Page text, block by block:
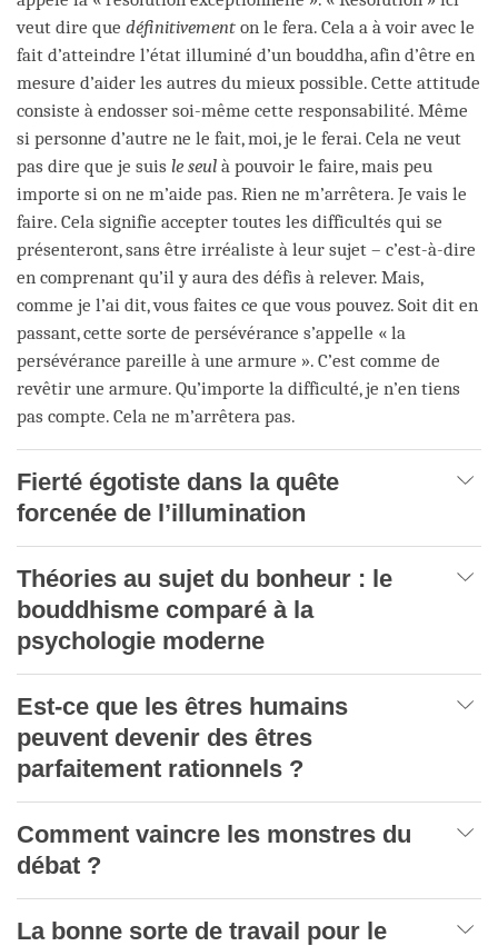
veut dire que définitivement on le fera. Cela a à voir avec le
fait d’atteindre l’état illuminé d’un bouddha, afin d’être en
mesure d’aider les autres du mieux possible. Cette attitude
consiste à endosser soi-même cette responsabilité. Même
si personne d’autre ne le fait, moi, je le ferai. Cela ne veut
pas dire que je suis le seul à pouvoir le faire, mais peu
importe si on ne m’aide pas. Rien ne m’arrêtera. Je vais le
faire. Cela signifie accepter toutes les difficultés qui se
présenteront, sans être irréaliste à leur sujet – c’est-à-dire
en comprenant qu’il y aura des défis à relever. Mais,
comme je l’ai dit, vous faites ce que vous pouvez. Soit dit en
passant, cette sorte de persévérance s’appelle « la
persévérance pareille à une armure ». C’est comme de
revêtir une armure. Qu’importe la difficulté, je n’en tiens
pas compte. Cela ne m’arrêtera pas.
Fierté égotiste dans la quête
forcenée de l’illumination
Théories au sujet du bonheur : le
bouddhisme comparé à la
psychologie moderne
Est-ce que les êtres humains
peuvent devenir des êtres
parfaitement rationnels ?
Comment vaincre les monstres du
débat ?
La bonne sorte de travail pour le